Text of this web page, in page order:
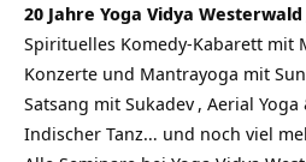
20 Jahre Yoga Vidya Westerwald
Spirituelles Komedy-Kabarett mit
Konzerte und Mantrayoga mit
Satsang mit Sukadev , Aerial Yoga
Indischer Tanz… und noch viel